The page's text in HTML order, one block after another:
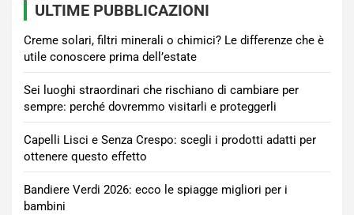
ULTIME PUBBLICAZIONI
Creme solari, filtri minerali o chimici? Le differenze che è
utile conoscere prima dell’estate
Sei luoghi straordinari che rischiano di cambiare per
sempre: perché dovremmo visitarli e proteggerli
Capelli Lisci e Senza Crespo: scegli i prodotti adatti per
ottenere questo effetto
Bandiere Verdi 2026: ecco le spiagge migliori per i
bambini